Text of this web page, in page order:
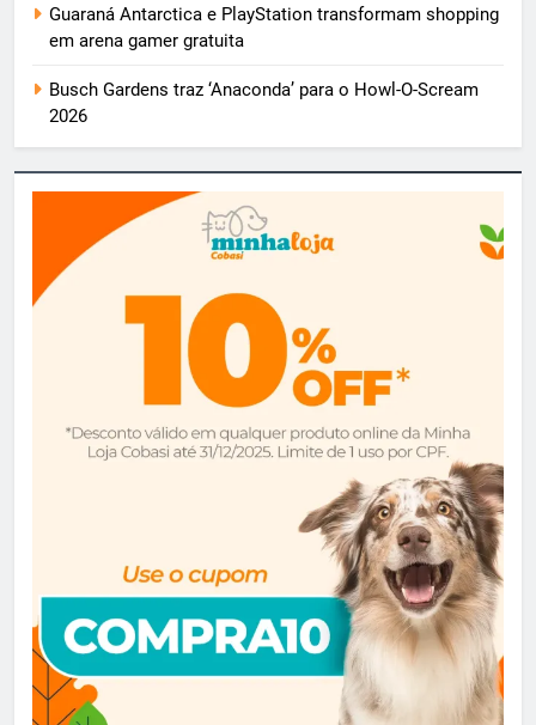
Guaraná Antarctica e PlayStation transformam shopping
em arena gamer gratuita
Busch Gardens traz ‘Anaconda’ para o Howl-O-Scream
2026